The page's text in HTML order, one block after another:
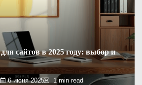
сайтов в 2025 году: выбор и
6 июня 2025 1 min read